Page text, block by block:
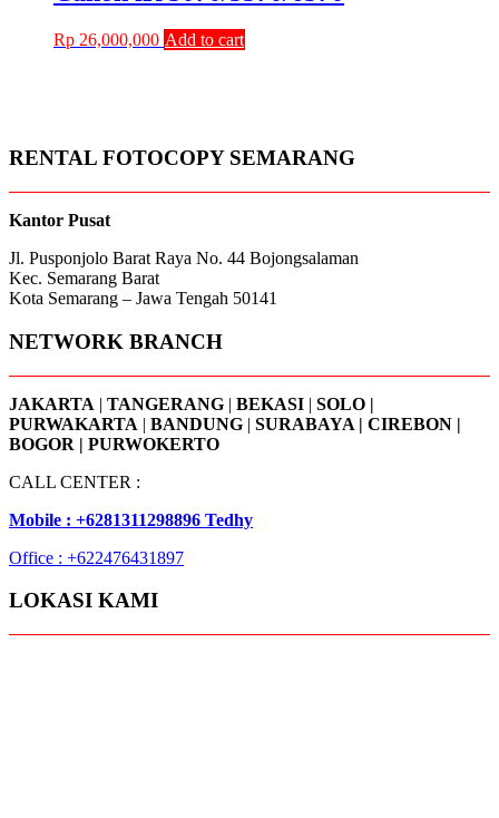
Rp 26,000,000 Add to cart
RENTAL FOTOCOPY SEMARANG
Kantor Pusat
Jl. Pusponjolo Barat Raya No. 44 Bojongsalaman
Kec. Semarang Barat
Kota Semarang – Jawa Tengah 50141
NETWORK BRANCH
JAKARTA | TANGERANG | BEKASI | SOLO |
PURWAKARTA | BANDUNG | SURABAYA | CIREBON |
BOGOR | PURWOKERTO
CALL CENTER :
Mobile : +6281311298896 Tedhy
Office : +622476431897
LOKASI KAMI